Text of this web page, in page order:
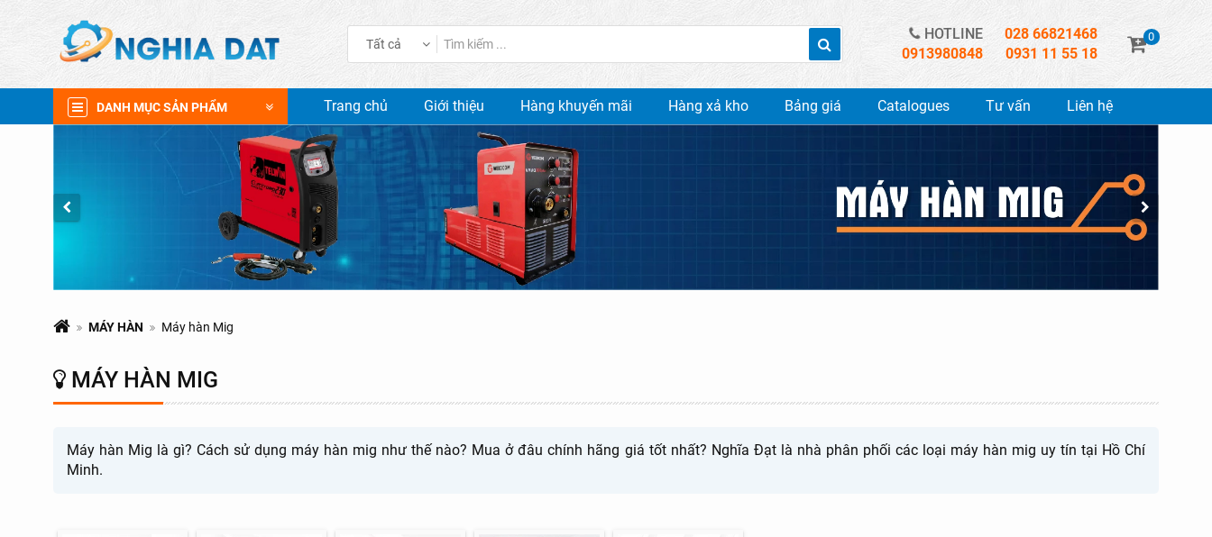
Tất cả
HOTLINE
028 66821468
0913980848
0931 11 55 18
0
DANH MỤC SẢN PHẨM Trang chủ Giới thiệu Hàng khuyến mãi Hàng xả kho Bảng giá Catalogues Tư vấn Liên hệ
MÁY HÀN Máy hàn Mig
MÁY HÀN MIG
Máy hàn Mig là gì? Cách sử dụng máy hàn mig như thế nào? Mua ở đâu chính hãng giá tốt nhất? Nghĩa Đạt là nhà phân phối các loại máy hàn mig uy tín tại Hồ Chí
Minh.